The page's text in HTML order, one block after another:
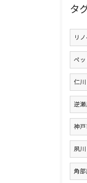
タ
リ
ペ
仁川
逆瀬
神
夙川
角部